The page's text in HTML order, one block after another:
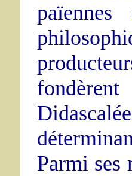
Parmi ses